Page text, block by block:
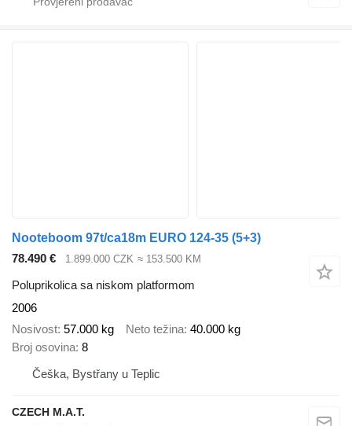
Nooteboom 97t/ca18m EURO 124-35 (5+3)
78.490 €
1.899.000 CZK ≈ 153.500 KM
Poluprikolica sa niskom platformom
2006
Nosivost 57.000 kg Neto težina 40.000 kg
Broj osovina 8
Češka, Bystřany u Teplic
CZECH M.A.T.